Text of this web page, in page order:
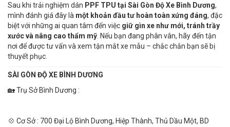
Sau khi trải nghiệm dán PPF TPU tại Sài Gòn Độ Xe Bình Dương,
mình đánh giá đây là một khoản đầu tư hoàn toàn xứng đáng, đặc
biệt với những ai quan tâm đến việc giữ gìn xe như mới, tránh trầy
xước và nâng cao thẩm mỹ . Nếu bạn đang phân vân, hãy đến tận
nơi để được tư vấn và xem tận mắt xe mẫu – chắc chắn bạn sẽ bị
thuyết phục.
SÀI GÒN ĐỘ XE BÌNH DƯƠNG
🏡 Trụ Sở Bình Dương :
💠 Cơ Sở : 700 Đại Lộ Bình Dương, Hiệp Thành, Thủ Dầu Một, BD